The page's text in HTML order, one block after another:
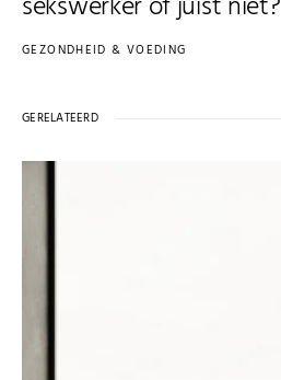
GEZONDHEID & VOEDING
GERELATEERD